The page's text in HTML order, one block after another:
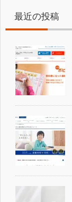
最近の投稿